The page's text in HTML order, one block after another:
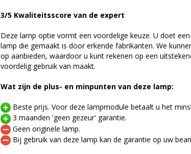
3/5 Kwaliteitsscore van de expert
Deze lamp optie vormt een voordelige keuze. U doet
lamp die gemaakt is door erkende fabrikanten. We
op aanbieden, waardoor u kunt rekenen op een
voordelig gebruik van maakt.
Wat zijn de plus- en minpunten van deze lamp:
Beste prijs. Voor deze lampmodule betaalt u het
3 maanden 'geen gezeur' garantie.
Geen originele lamp.
Bij gebruik van deze lamp kan de garantie op uw